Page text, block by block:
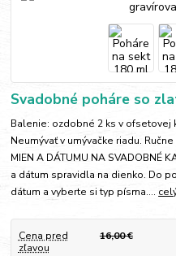
Svadobné poháre so
Balenie: ozdobné 2 ks v ofsetovej
Neumývať v umývačke riadu.
MIEN A DÁTUMU NA SVADOBNÉ
a dátum spravidla na dienko. Do
dátum a vyberte si typ písma....
Cena pred
zľavou
16,00 €